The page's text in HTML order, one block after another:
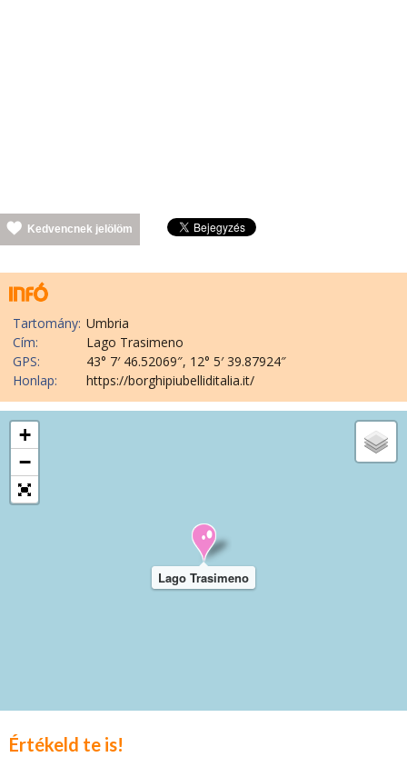
Kedvencnek jelölöm
Tartomány: Umbria
Cím:
Lago Trasimeno
GPS:
43° 7′ 46.52069″, 12° 5′ 39.87924″
Honlap:
https://borghipiubelliditalia.it/
Lago Trasimeno
+
−
Értékeld te is!